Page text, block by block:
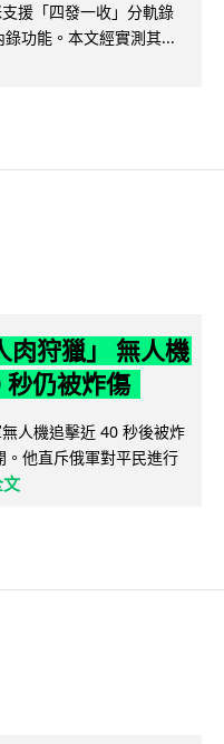
援「四發一收」分軌錄
功能。本文經實測其...
肉狩獵」 無人機
仍被炸傷
人機追擊近 40 秒後被炸
他直斥俄軍對平民進行
文